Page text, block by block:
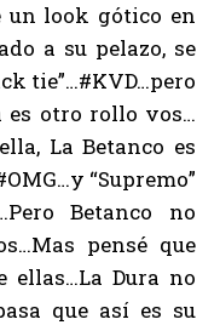
un look gótico en
a su pelazo, se
tie”…#KVD…pero
es otro rollo vos…
La Betanco es
“Supremo”
Betanco no
pensé que
ellas…La Dura no
que así es su